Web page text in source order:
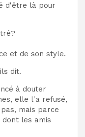
d'être là pour
et de son style.
dit.
à douter
elle l'a refusé,
mais parce
les amis